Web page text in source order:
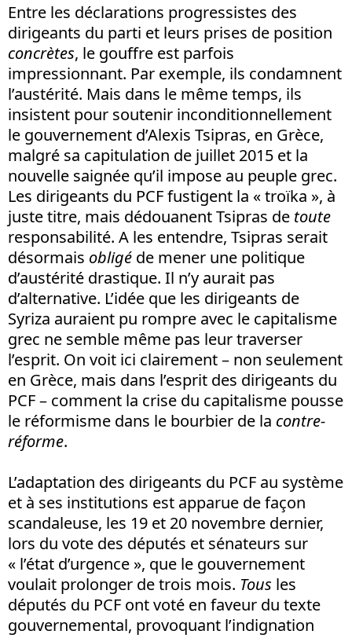
Entre les déclarations progressistes des
dirigeants du parti et leurs prises de position
concrètes, le gouffre est parfois
impressionnant. Par exemple, ils condamnent
l’austérité. Mais dans le même temps, ils
insistent pour soutenir inconditionnellement
le gouvernement d’Alexis Tsipras, en Grèce,
malgré sa capitulation de juillet 2015 et la
nouvelle saignée qu’il impose au peuple grec.
Les dirigeants du PCF fustigent la « troïka », à
juste titre, mais dédouanent Tsipras de toute
responsabilité. A les entendre, Tsipras serait
désormais obligé de mener une politique
d’austérité drastique. Il n’y aurait pas
d’alternative. L’idée que les dirigeants de
Syriza auraient pu rompre avec le capitalisme
grec ne semble même pas leur traverser
l’esprit. On voit ici clairement – non seulement
en Grèce, mais dans l’esprit des dirigeants du
PCF – comment la crise du capitalisme pousse
le réformisme dans le bourbier de la contre-
réforme.
L’adaptation des dirigeants du PCF au système
et à ses institutions est apparue de façon
scandaleuse, les 19 et 20 novembre dernier,
lors du vote des députés et sénateurs sur
« l’état d’urgence », que le gouvernement
voulait prolonger de trois mois. Tous les
députés du PCF ont voté en faveur du texte
gouvernemental, provoquant l’indignation